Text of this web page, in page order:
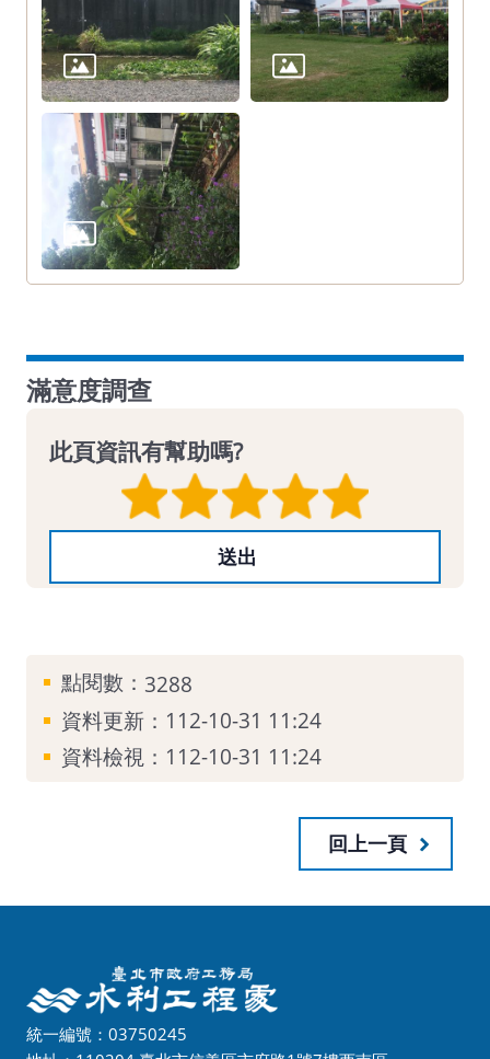
滿意度調查
此頁資訊有幫助嗎?
點閱數： 3288
資料更新： 112-10-31 11:24
資料檢視： 112-10-31 11:24
回上一頁
統一編號：03750245